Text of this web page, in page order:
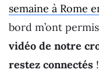
semaine à Rome
bord m’ont
vidéo de notre
restez connectés